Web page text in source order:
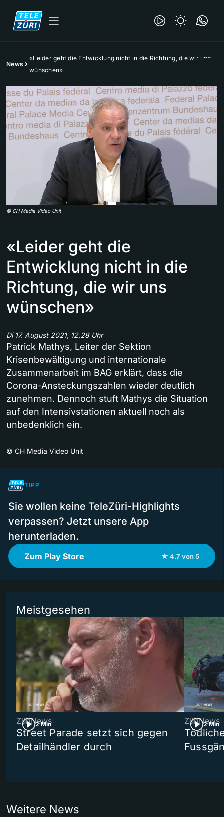
News
«Leider geht die Entwicklung nicht in die Richtung, die wir uns
wünschen»
© CH Media Video Unit
«Leider geht die
Entwicklung nicht in die
Richtung, die wir uns
wünschen»
Di 17. August 2021, 12.28 Uhr
Patrick Mathys, Leiter der Sektion
Krisenbewältigung und internationale
Zusammenarbeit im BAG erklärt, dass die
Corona-Ansteckungszahlen wieder deutlich
zunehmen. Dennoch stuft Mathys die Situation
auf den Intensivstationen aktuell noch als
unbedenklich ein.
© CH Media Video Unit
TIPP
Sie wollen keine TeleZüri-Highlights
verpassen? Jetzt unsere App
herunterladen.
Zum Play Store ★ 4.7 von 5
Meistgesehen
2 Min
ZüriNews
Street Parade setzt sich gegen
Detailhändler durch
2 Min
ZüriNews
Weitere News